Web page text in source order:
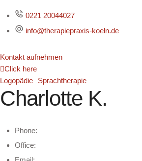
0221 20044027
info@therapiepraxis-koeln.de
Kontakt aufnehmen
Click here
Logopädie
Sprachtherapie
Charlotte K.
Phone:
Office: